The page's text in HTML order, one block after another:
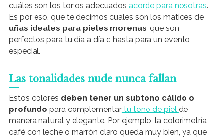
cuáles son los tonos adecuados acorde para nosotras.
Es por eso, que te decimos cuales son los matices de
uñas ideales para pieles morenas , que son
perfectos para tu día a día o hasta para un evento
especial.
Las tonalidades nude nunca fallan
Estos colores deben tener un subtono cálido o
profundo para complementartu tono de piel de
manera natural y elegante. Por ejemplo, la colorimetría
café con leche o marrón claro queda muy bien, ya que